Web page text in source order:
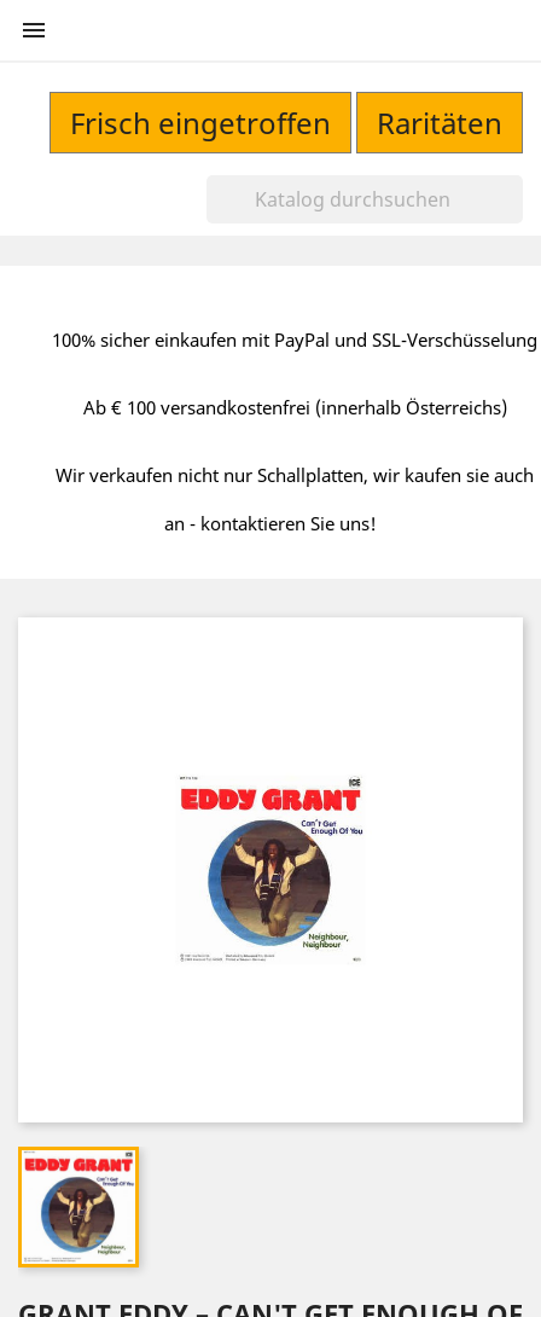

Frisch eingetroffen Raritäten
100% sicher einkaufen mit PayPal und SSL-Verschüsselung
Ab € 100 versandkostenfrei (innerhalb Österreichs)
Wir verkaufen nicht nur Schallplatten, wir kaufen sie auch
an - kontaktieren Sie uns!